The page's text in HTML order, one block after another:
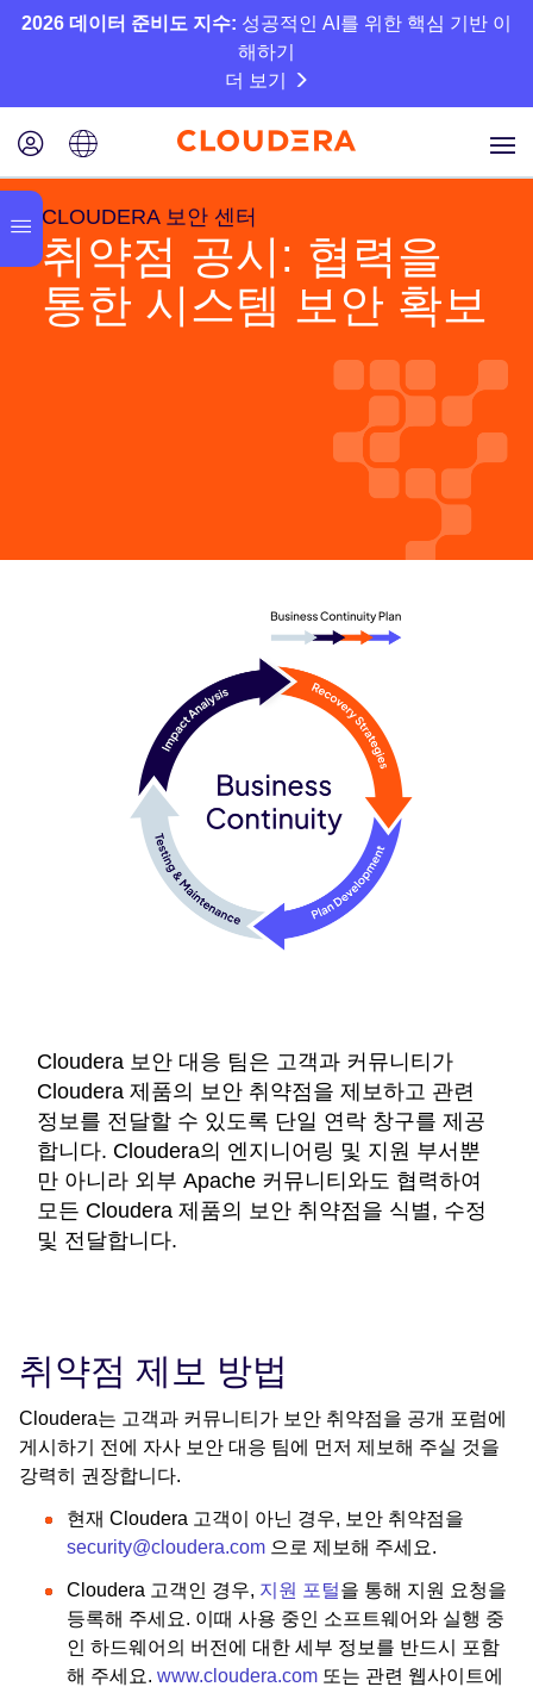
2026 데이터 준비도 지수: 성공적인 AI를 위한 핵심 기반 이
해하기
더 보기
CLOUDERA 보안 센터
취약점 공시: 협력을
통한 시스템 보안 확보
Cloudera 보안 대응 팀은 고객과 커뮤니티가
Cloudera 제품의 보안 취약점을 제보하고 관련
정보를 전달할 수 있도록 단일 연락 창구를 제공
합니다. Cloudera의 엔지니어링 및 지원 부서뿐
만 아니라 외부 Apache 커뮤니티와도 협력하여
모든 Cloudera 제품의 보안 취약점을 식별, 수정
및 전달합니다.
취약점 제보 방법
Cloudera는 고객과 커뮤니티가 보안 취약점을 공개 포럼에
게시하기 전에 자사 보안 대응 팀에 먼저 제보해 주실 것을
강력히 권장합니다.
현재 Cloudera 고객이 아닌 경우, 보안 취약점을
security@cloudera.com 으로 제보해 주세요.
Cloudera 고객인 경우, 지원 포털을 통해 지원 요청을
등록해 주세요. 이때 사용 중인 소프트웨어와 실행 중
인 하드웨어의 버전에 대한 세부 정보를 반드시 포함
해 주세요. www.cloudera.com 또는 관련 웹사이트에